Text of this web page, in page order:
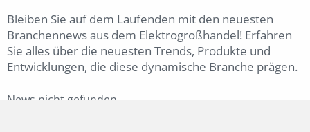
Bleiben Sie auf dem Laufenden mit den neuesten
Branchennews aus dem Elektrogroßhandel! Erfahren
Sie alles über die neuesten Trends, Produkte und
Entwicklungen, die diese dynamische Branche prägen.
News nicht gefunden.